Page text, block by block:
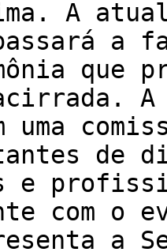
A
a
que
A
uma
de
e
com o
a